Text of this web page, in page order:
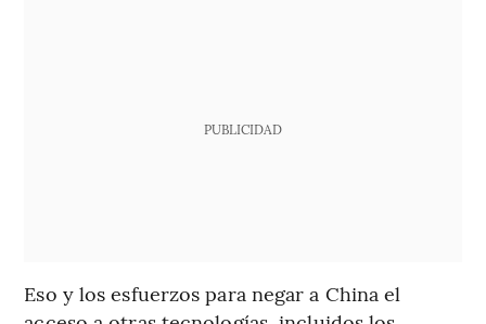
PUBLICIDAD
Eso y los esfuerzos para negar a China el